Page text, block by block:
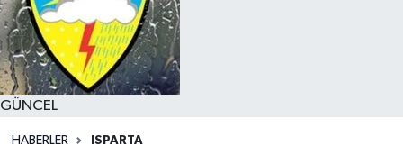
GÜNCEL
HABERLER ISPARTA